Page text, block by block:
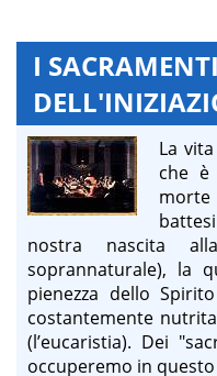
I SACRAMENTI
La
che è
nostra nascita
soprannaturale), la
pienezza dello
costantemente
(l’eucaristia). Dei
occuperemo in